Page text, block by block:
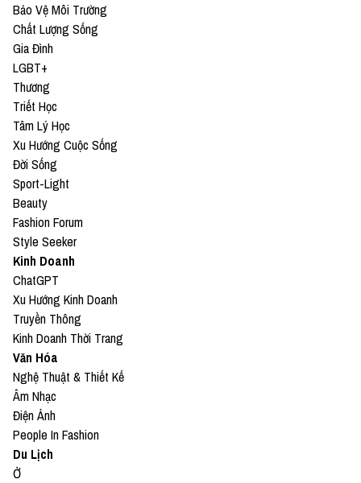
Bảo Vệ Môi Trường
Chất Lượng Sống
Gia Đình
LGBT+
Thương
Triết Học
Tâm Lý Học
Xu Hướng Cuộc Sống
Đời Sống
Sport-Light
Beauty
Fashion Forum
Style Seeker
Kinh Doanh
ChatGPT
Xu Hướng Kinh Doanh
Truyền Thông
Kinh Doanh Thời Trang
Văn Hóa
Nghệ Thuật & Thiết Kế
Âm Nhạc
Điện Ảnh
People In Fashion
Du Lịch
Ở